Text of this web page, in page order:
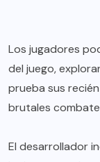
Los jugadores
del juego,
prueba sus
brutales
El desarrollador